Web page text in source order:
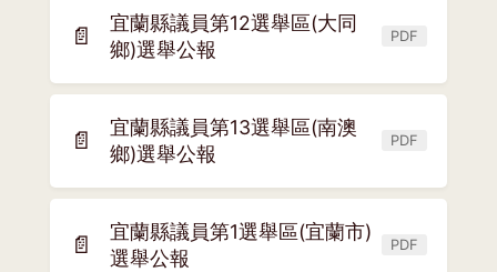
視
窗)
📄
宜蘭縣議員第12選舉區(大同
鄉)選舉公報
PDF
(另
新
視
窗)
📄
宜蘭縣議員第13選舉區(南澳
鄉)選舉公報
PDF
(另
新
視
窗)
📄
宜蘭縣議員第1選舉區(宜蘭市)
選舉公報
PDF
(另